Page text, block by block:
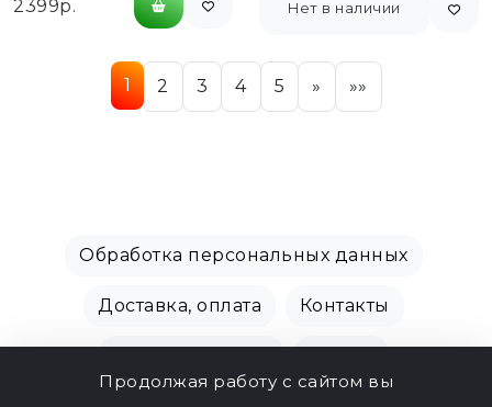
2399р. Нет в наличии
1 2 3 4 5 » »»
Обработка персональных данных
Доставка, оплата Контакты
Продолжая работу с сайтом вы